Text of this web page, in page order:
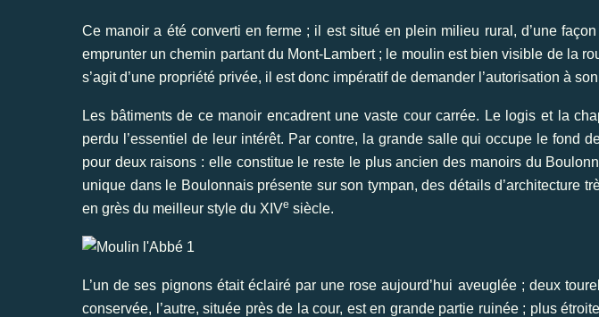
Ce manoir a été converti en ferme ; il est situé en plein milieu rural, d’une
emprunter un chemin partant du Mont-Lambert ; le moulin est bien visible de la
s’agit d’une propriété privée, il est donc impératif de demander l’autorisation à
Les bâtiments de ce manoir encadrent une vaste cour carrée. Le logis et la
perdu l’essentiel de leur intérêt. Par contre, la grande salle qui occupe le fond
pour deux raisons : elle constitue le reste le plus ancien des manoirs du
unique dans le Boulonnais présente sur son tympan, des détails d’architecture
en grès du meilleur style du XIVe siècle.
L’un de ses pignons était éclairé par une rose aujourd’hui aveuglée ; deux
conservée, l’autre, située près de la cour, est en grande partie ruinée ; plus